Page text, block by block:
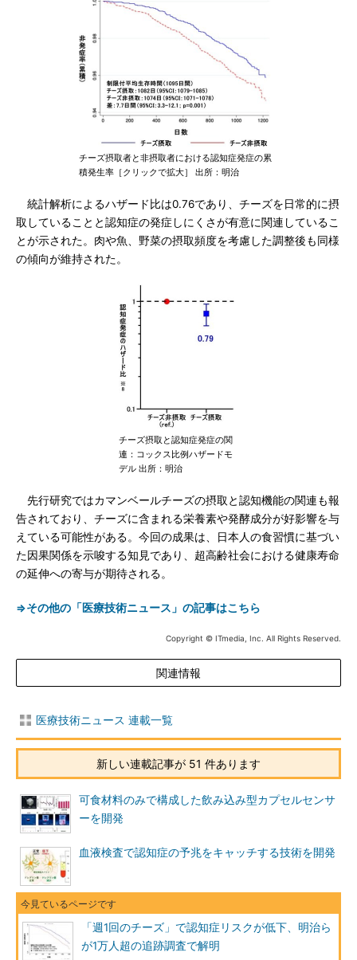
チーズ摂取者と非摂取者における認知症発症の累
積発生率［クリックで拡大］ 出所：明治
統計解析によるハザード比は0.76であり、チーズを日常的に摂
取していることと認知症の発症しにくさが有意に関連しているこ
とが示された。肉や魚、野菜の摂取頻度を考慮した調整後も同様
の傾向が維持された。
チーズ摂取と認知症発症の関
連：コックス比例ハザードモ
デル 出所：明治
先行研究ではカマンベールチーズの摂取と認知機能の関連も報
告されており、チーズに含まれる栄養素や発酵成分が好影響を与
えている可能性がある。今回の成果は、日本人の食習慣に基づい
た因果関係を示唆する知見であり、超高齢社会における健康寿命
の延伸への寄与が期待される。
⇒その他の「医療技術ニュース」の記事はこちら
Copyright © ITmedia, Inc. All Rights Reserved.
関連情報
医療技術ニュース 連載一覧
新しい連載記事が 51 件あります
可食材料のみで構成した飲み込み型カプセルセンサ
ーを開発
血液検査で認知症の予兆をキャッチする技術を開発
「週1回のチーズ」で認知症リスクが低下、明治ら
が1万人超の追跡調査で解明